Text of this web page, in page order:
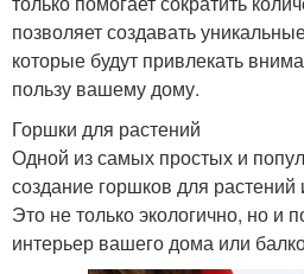
позволяет создавать
которые будут привлекать
пользу вашему дому.
Горшки для растений
Одной из самых простых и
создание горшков для растений
Это не только экологично, но и
интерьер вашего дома или